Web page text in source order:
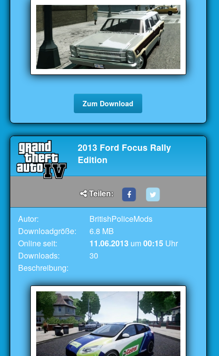
Zum Download
2013 Ford Focus Rally
Edition
Teilen:
Autor:
BritishPoliceMods
Downloadgröße:
6.8 MB
Online seit:
11.06.2013 um00:15 Uhr
Downloads:
30
Beschreibung: